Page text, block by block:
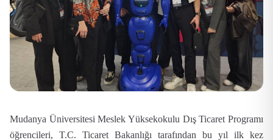
Mudanya Üniversitesi Meslek Yüksekokulu Dış Ticaret Programı
öğrencileri, T.C. Ticaret Bakanlığı tarafından bu yıl ilk kez